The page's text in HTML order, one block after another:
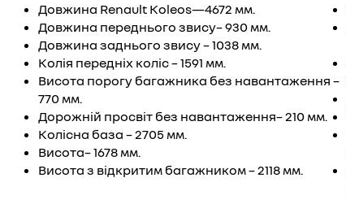
Довжина Renault Koleos—4672 мм.
Довжина переднього звису– 930 мм.
Довжина заднього звису – 1038 мм.
Колія передніх коліс – 1591 мм.
Висота порогу багажника без навантаження –
770 мм.
Дорожній просвіт без навантаження– 210 мм.
Колісна база – 2705 мм.
Висота– 1678 мм.
Висота з відкритим багажником – 2118 мм.